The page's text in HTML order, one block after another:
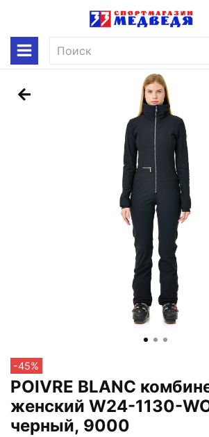
-45%
POIVRE BLANC
женский W24-1130-
черный, 9000